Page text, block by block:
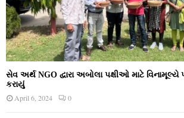
સેવ અર્થ NGO દ્વારા અબોલા પક્ષીઓ માટે વિનામૂલ્યે
કરાયું
April 6, 2024 0